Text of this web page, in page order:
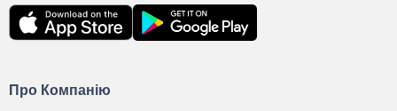
Про Компанію